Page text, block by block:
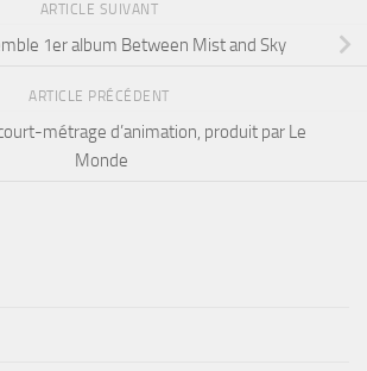
ARTICLE SUIVANT
1er album Between Mist and Sky
ARTICLE PRÉCÉDENT
métrage d’animation, produit par Le
Monde